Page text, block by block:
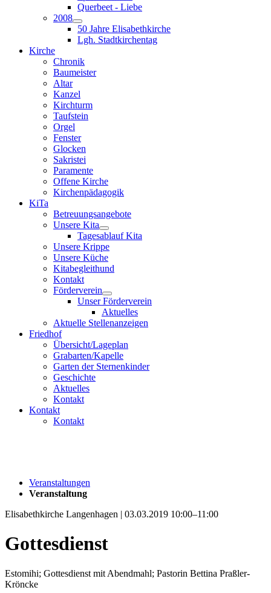
Querbeet - Liebe
2008
50 Jahre Elisabethkirche
Lgh. Stadtkirchentag
Kirche
Chronik
Baumeister
Altar
Kanzel
Kirchturm
Taufstein
Orgel
Fenster
Glocken
Sakristei
Paramente
Offene Kirche
Kirchenpädagogik
KiTa
Betreuungsangebote
Unsere Kita
Tagesablauf Kita
Unsere Krippe
Unsere Küche
Kitabegleithund
Kontakt
Förderverein
Unser Förderverein
Aktuelles
Aktuelle Stellenanzeigen
Friedhof
Übersicht/Lageplan
Grabarten/Kapelle
Garten der Sternenkinder
Geschichte
Aktuelles
Kontakt
Kontakt
Kontakt
Veranstaltungen
Veranstaltung
Elisabethkirche Langenhagen | 03.03.2019 10:00–11:00
Gottesdienst
Estomihi; Gottesdienst mit Abendmahl; Pastorin Bettina Praßler-
Kröncke